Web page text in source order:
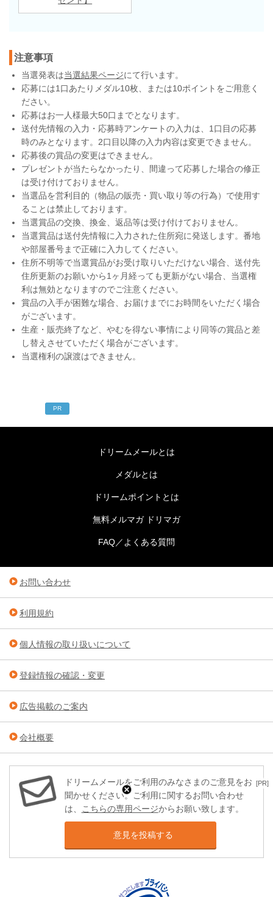
注意事項
当選発表は当選結果ページにて行います。
応募には1口あたりメダル10枚、または10ポイントをご用意く
ださい。
応募はお一人様最大50口までとなります。
送付先情報の入力・応募時アンケートの入力は、1口目の応募
時のみとなります。2口目以降の入力内容は変更できません。
応募後の賞品の変更はできません。
プレゼントが当たらなかったり、間違って応募した場合の修正
は受け付けておりません。
当選品を営利目的（物品の販売・買い取り等の行為）で使用す
ることは禁止しております。
当選賞品の交換、換金、返品等は受け付けておりません。
当選賞品は送付先情報に入力された住所宛に発送します。番地
や部屋番号まで正確に入力してください。
住所不明等で当選賞品がお受け取りいただけない場合、送付先
住所更新のお願いから1ヶ月経っても更新がない場合、当選権
利は無効となりますのでご注意ください。
賞品の入手が困難な場合、お届けまでにお時間をいただく場合
がございます。
生産・販売終了など、やむを得ない事情により同等の賞品と差
し替えさせていただく場合がございます。
当選権利の譲渡はできません。
[PR]
PR
ドリームメールとは
メダルとは
ドリームポイントとは
無料メルマガ ドリマガ
FAQ／よくある質問
お問い合わせ
利用規約
個人情報の取り扱いについて
登録情報の確認・変更
広告掲載のご案内
会社概要
ドリームメールをご利用のみなさまのご意見をお
聞かせください。ご利用に関するお問い合わせ
は、 こちらの専用ページからお願い致します。
意見を投稿する